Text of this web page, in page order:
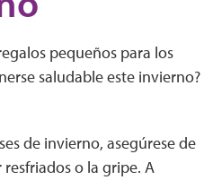
pequeños para los
saludable este invierno?
de invierno, asegúrese de
o la gripe. A